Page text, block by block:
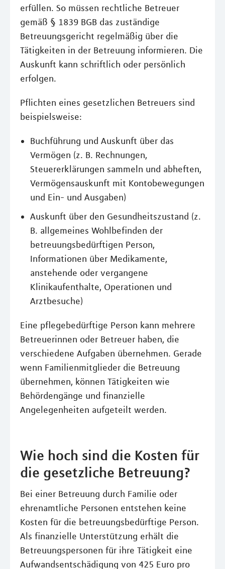
erfüllen. So müssen rechtliche Betreuer
gemäß § 1839 BGB das zuständige
Betreuungsgericht regelmäßig über die
Tätigkeiten in der Betreuung informieren. Die
Auskunft kann schriftlich oder persönlich
erfolgen.
Pflichten eines gesetzlichen Betreuers sind
beispielsweise:
Buchführung und Auskunft über das
Vermögen (z. B. Rechnungen,
Steuererklärungen sammeln und abheften,
Vermögensauskunft mit Kontobewegungen
und Ein- und Ausgaben)
Auskunft über den Gesundheitszustand (z.
B. allgemeines Wohlbefinden der
betreuungsbedürftigen Person,
Informationen über Medikamente,
anstehende oder vergangene
Klinikaufenthalte, Operationen und
Arztbesuche)
Eine pflegebedürftige Person kann mehrere
Betreuerinnen oder Betreuer haben, die
verschiedene Aufgaben übernehmen. Gerade
wenn Familienmitglieder die Betreuung
übernehmen, können Tätigkeiten wie
Behördengänge und finanzielle
Angelegenheiten aufgeteilt werden.
Wie hoch sind die Kosten für
die gesetzliche Betreuung?
Bei einer Betreuung durch Familie oder
ehrenamtliche Personen entstehen keine
Kosten für die betreuungsbedürftige Person.
Als finanzielle Unterstützung erhält die
Betreuungspersonen für ihre Tätigkeit eine
Aufwandsentschädigung von 425 Euro pro